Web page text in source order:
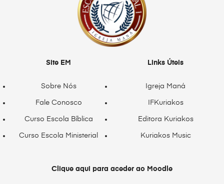
Site EM
Sobre Nós
Fale Conosco
Curso Escola Bíblica
Curso Escola Ministerial
Links Úteis
Igreja Maná
IFKuriakos
Editora Kuriakos
Kuriakos Music
Clique aqui para aceder ao Moodle